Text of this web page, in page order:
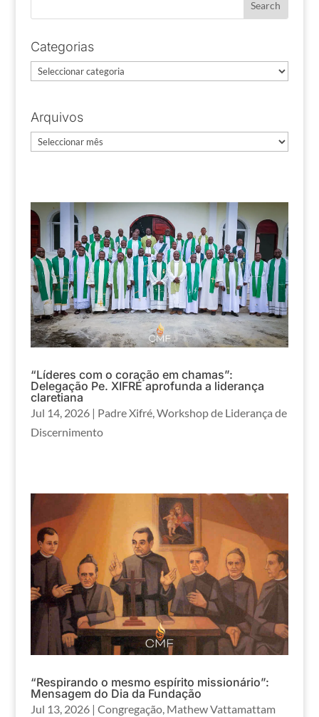
Categorias
Categorias
Arquivos
Arquivos
“Líderes com o coração em chamas”:
Delegação Pe. XIFRÉ aprofunda a liderança
claretiana
Jul 14, 2026| Padre Xifré,Workshop de Liderança de
Discernimento
“Respirando o mesmo espírito missionário”:
Mensagem do Dia da Fundação
Jul 13, 2026| Congregação, Mathew Vattamattam